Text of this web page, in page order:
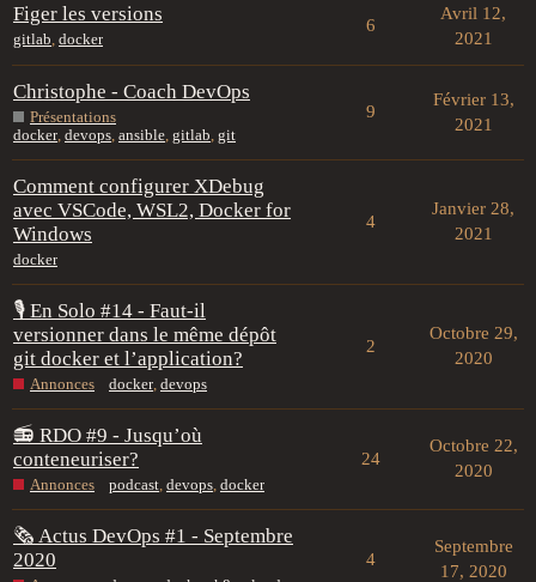
Figer les versions
gitlab, docker
6
Avril 12,
2021
Christophe - Coach DevOps
Présentations
docker, devops, ansible, gitlab, git
9
Février 13,
2021
Comment configurer XDebug
avec VSCode, WSL2, Docker for
Windows
docker
4
Janvier 28,
2021
🎙 En Solo #14 - Faut-il
versionner dans le même dépôt
git docker et l’application?
Annonces docker, devops
2
Octobre 29,
2020
📻 RDO #9 - Jusqu’où
conteneuriser?
Annonces podcast, devops, docker
24
Octobre 22,
2020
🗞 Actus DevOps #1 - Septembre
2020
4
Septembre
17, 2020